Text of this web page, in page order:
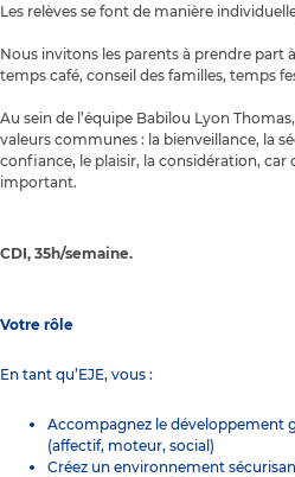
Les relèves se font de manière
Nous invitons les parents à prendre part
temps café, conseil des familles, temps
Au sein de l’équipe Babilou Lyon
valeurs communes : la bienveillance, la
confiance, le plaisir, la considération, car
important.
CDI, 35h/semaine.
Votre rôle
En tant qu’EJE, vous :
Accompagnez le développement
(affectif, moteur, social)
Créez un environnement